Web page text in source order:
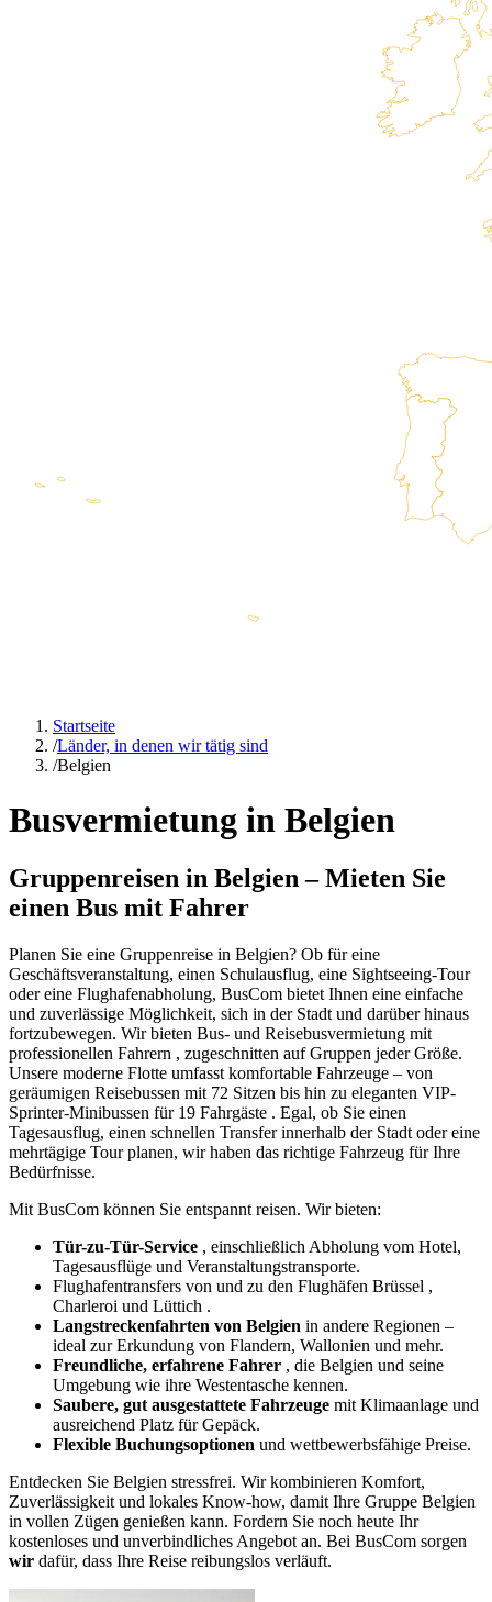
Startseite
/Länder, in denen wir tätig sind
/Belgien
Busvermietung in Belgien
Gruppenreisen in Belgien – Mieten Sie
einen Bus mit Fahrer
Planen Sie eine Gruppenreise in Belgien? Ob für eine
Geschäftsveranstaltung, einen Schulausflug, eine Sightseeing-Tour
oder eine Flughafenabholung, BusCom bietet Ihnen eine einfache
und zuverlässige Möglichkeit, sich in der Stadt und darüber hinaus
fortzubewegen. Wir bieten Bus- und Reisebusvermietung mit
professionellen Fahrern , zugeschnitten auf Gruppen jeder Größe.
Unsere moderne Flotte umfasst komfortable Fahrzeuge – von
geräumigen Reisebussen mit 72 Sitzen bis hin zu eleganten VIP-
Sprinter-Minibussen für 19 Fahrgäste . Egal, ob Sie einen
Tagesausflug, einen schnellen Transfer innerhalb der Stadt oder eine
mehrtägige Tour planen, wir haben das richtige Fahrzeug für Ihre
Bedürfnisse.
Mit BusCom können Sie entspannt reisen. Wir bieten:
Tür-zu-Tür-Service , einschließlich Abholung vom Hotel,
Tagesausflüge und Veranstaltungstransporte.
Flughafentransfers von und zu den Flughäfen Brüssel ,
Charleroi und Lüttich .
Langstreckenfahrten von Belgien in andere Regionen –
ideal zur Erkundung von Flandern, Wallonien und mehr.
Freundliche, erfahrene Fahrer , die Belgien und seine
Umgebung wie ihre Westentasche kennen.
Saubere, gut ausgestattete Fahrzeuge mit Klimaanlage und
ausreichend Platz für Gepäck.
Flexible Buchungsoptionen und wettbewerbsfähige Preise.
Entdecken Sie Belgien stressfrei. Wir kombinieren Komfort,
Zuverlässigkeit und lokales Know-how, damit Ihre Gruppe Belgien
in vollen Zügen genießen kann. Fordern Sie noch heute Ihr
kostenloses und unverbindliches Angebot an. Bei BusCom sorgen
wir dafür, dass Ihre Reise reibungslos verläuft.